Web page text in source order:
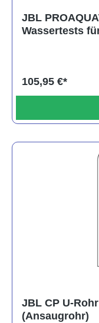
JBL
Wassertests
105,95 €*
JBL CP U-
(Ansaugrohr)